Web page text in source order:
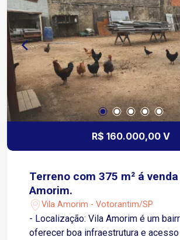
R$ 160.000,00 V
Terreno com 375 m² á
Amorim.
Vila Amorim - Votorantim/SP
- Localização: Vila Amorim é um
oferecer boa infraestrutura e